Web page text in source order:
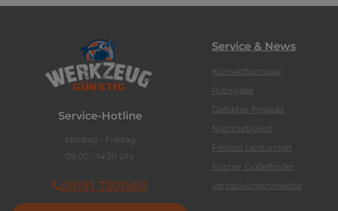
Service-Hotline
Montag - Freitag
09:00 - 14:30 Uhr
09191 7301560
Service & News
Kontaktformular
Rückgabe
Defektes Produkt
Nachhaltigkeit
Festool Leistungen
Fischer Dübelfinder
Verpackungshinweise